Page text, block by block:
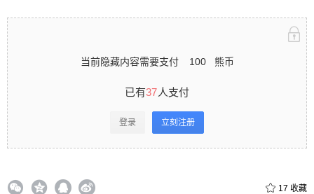
当前隐藏内容需要支付 100 熊币
已有37人支付
登录 立刻注册
17 收藏